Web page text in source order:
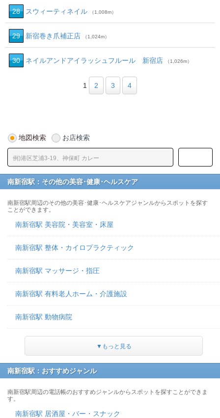
28 スウィーティネイル （1,008m）
29 新宿巻き爪補正店 （1,024m）
30 ネイルアンドアイラッシュフルール 新宿店 （1,026m）
1 2 3 4
地図検索 お店検索
南新宿駅：その他の美容･健康･ヘルスケア
南新宿駅周辺のその他の美容･健康･ヘルスケアジャンルからスポットを探す
ことができます。
南新宿駅 美容院・美容室・床屋
南新宿駅 整体・カイロプラクティック
南新宿駅 マッサージ・指圧
南新宿駅 有料老人ホーム・介護施設
南新宿駅 動物病院
▼もっと見る
南新宿駅：おすすめジャンル
南新宿駅周辺の電話帳のおすすめジャンルからスポットを探すことができま
す。
南新宿駅 居酒屋・バー・スナック